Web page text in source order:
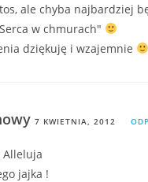
ale chyba najbardziej
w chmurach"
dziękuję i wzajemnie
7 KWIETNIA, 2012
Alleluja
jajka !